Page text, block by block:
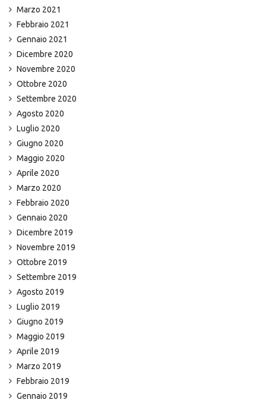
Marzo 2021
Febbraio 2021
Gennaio 2021
Dicembre 2020
Novembre 2020
Ottobre 2020
Settembre 2020
Agosto 2020
Luglio 2020
Giugno 2020
Maggio 2020
Aprile 2020
Marzo 2020
Febbraio 2020
Gennaio 2020
Dicembre 2019
Novembre 2019
Ottobre 2019
Settembre 2019
Agosto 2019
Luglio 2019
Giugno 2019
Maggio 2019
Aprile 2019
Marzo 2019
Febbraio 2019
Gennaio 2019